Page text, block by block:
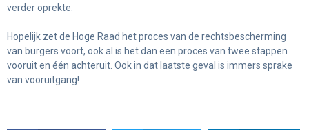
verder oprekte.
Hopelijk zet de Hoge Raad het proces van de rechtsbescherming
van burgers voort, ook al is het dan een proces van twee stappen
vooruit en één achteruit. Ook in dat laatste geval is immers sprake
van vooruitgang!